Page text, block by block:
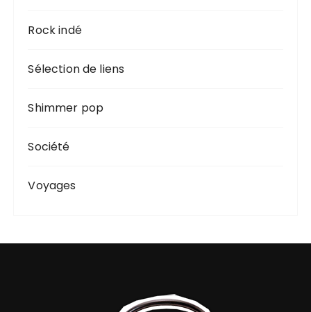
Rock indé
Sélection de liens
Shimmer pop
Société
Voyages